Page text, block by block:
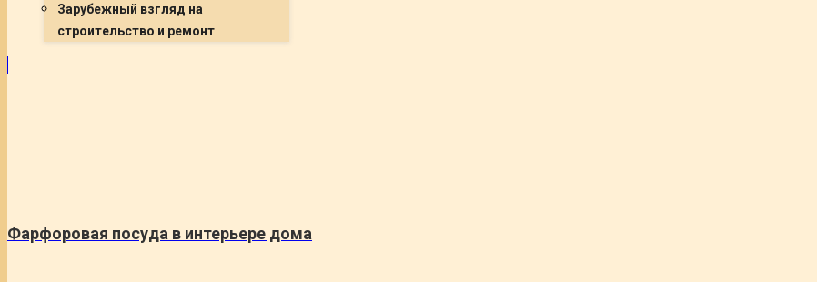
Зарубежный взгляд на
строительство и ремонт
Фарфоровая посуда в интерьере дома